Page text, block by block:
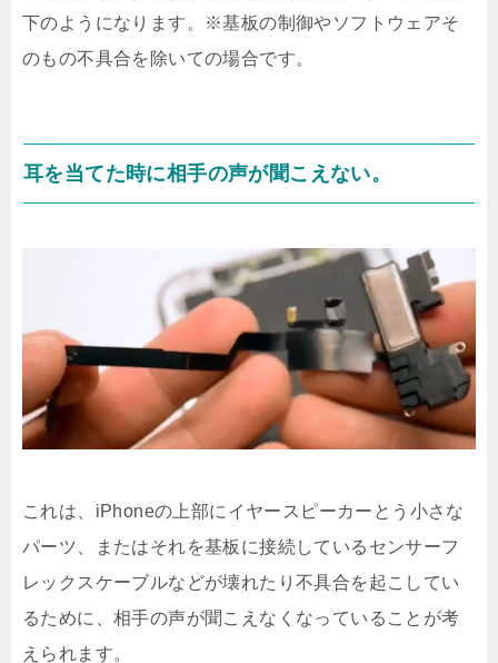
下のようになります。※基板の制御やソフトウェアそ
のもの不具合を除いての場合です。
耳を当てた時に相手の声が聞こえない。
これは、iPhoneの上部にイヤースピーカーとう小さな
パーツ、またはそれを基板に接続しているセンサーフ
レックスケーブルなどが壊れたり不具合を起こしてい
るために、相手の声が聞こえなくなっていることが考
えられます。